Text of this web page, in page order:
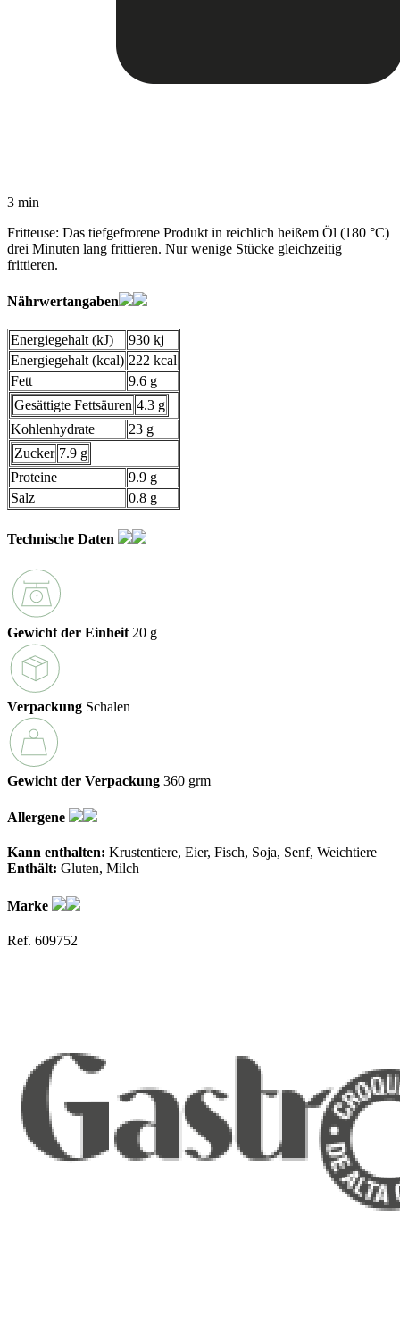
3 min
Fritteuse: Das tiefgefrorene Produkt in reichlich heißem Öl (180 °C)
drei Minuten lang frittieren. Nur wenige Stücke gleichzeitig
frittieren.
Nährwertangaben
Energiegehalt (kJ)
930 kj
Energiegehalt (kcal) 222 kcal
Fett
9.6 g
Gesättigte Fettsäuren 4.3 g
Kohlenhydrate
23 g
Zucker 7.9 g
Proteine
9.9 g
Salz
0.8 g
Technische Daten
Gewicht der Einheit 20 g
Verpackung Schalen
Gewicht der Verpackung 360 grm
Allergene
Kann enthalten: Krustentiere Eier Fisch Soja Senf Weichtiere
Enthält: Gluten Milch
Marke
Ref. 609752